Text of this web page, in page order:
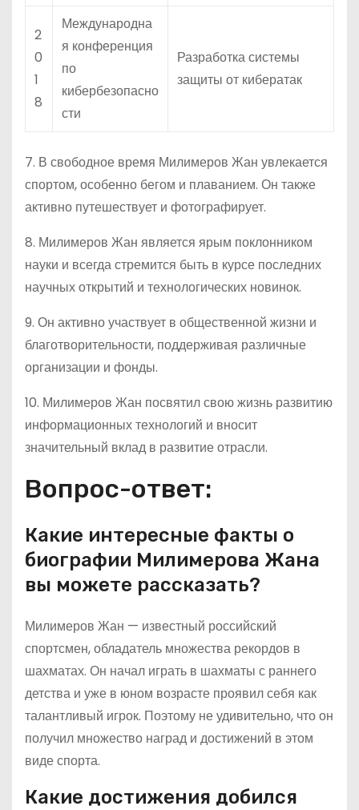
2
0
1
8
Международна
я конференция
по
кибербезопасно
сти
Разработка системы
защиты от кибератак
7. В свободное время Милимеров Жан увлекается
спортом, особенно бегом и плаванием. Он также
активно путешествует и фотографирует.
8. Милимеров Жан является ярым поклонником
науки и всегда стремится быть в курсе последних
научных открытий и технологических новинок.
9. Он активно участвует в общественной жизни и
благотворительности, поддерживая различные
организации и фонды.
10. Милимеров Жан посвятил свою жизнь развитию
информационных технологий и вносит
значительный вклад в развитие отрасли.
Вопрос-ответ:
Какие интересные факты о
биографии Милимерова Жана
вы можете рассказать?
Милимеров Жан — известный российский
спортсмен, обладатель множества рекордов в
шахматах. Он начал играть в шахматы с раннего
детства и уже в юном возрасте проявил себя как
талантливый игрок. Поэтому не удивительно, что он
получил множество наград и достижений в этом
виде спорта.
Какие достижения добился